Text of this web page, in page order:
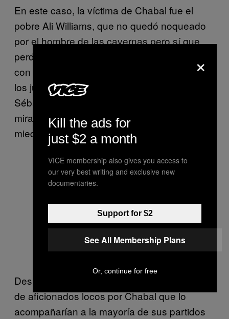
En este caso, la víctima de Chabal fue el
pobre Ali Williams, que no quedó noqueado
por el hombre de las cavernas pero sí que
perdió dos dientes y se marchó del campo
con la mandíbula partida. A partir de ese día,
los jugadores que se enfrentaban a
Sébastien le empezaron a mirar con una
mirada que se mecía entre el respeto y el
miedo.
Después de ese partido, se creó una peña
de aficionados locos por Chabal que lo
acompañarían a la mayoría de sus partidos
×
Kill the ads for
just $2 a month
VICE membership also gives you access to
our very best writing and exclusive new
documentaries.
Support for $2
See All Membership Plans
Or, continue for free